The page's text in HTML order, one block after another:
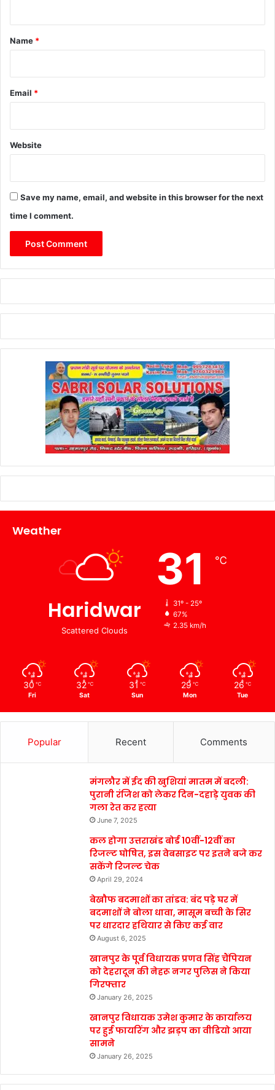
*
Name *
Email *
Website
Save my name, email, and website in this browser for the next
time I comment.
Weather
Haridwar
Scattered Clouds
31 ℃
31º - 25º
67%
2.35 km/h
30 ℃
Fri
32 ℃
Sat
31 ℃
Sun
29 ℃
Mon
26 ℃
Tue
Popular Recent Comments
मंगलौर में ईद की खुशियां मातम में बदली:
पुरानी रंजिश को लेकर दिन-दहाड़े युवक की
गला रेत कर हत्या
June 7, 2025
कल होगा उत्तराखंड बोर्ड 10वीं-12वीं का
रिजल्ट घोषित, इस वेबसाइट पर इतने बजे कर
सकेंगे रिजल्ट चेक
April 29, 2024
बेखौफ बदमाशों का तांडव: बंद पड़े घर में
बदमाशों ने बोला धावा, मासूम बच्ची के सिर
पर धारदार हथियार से किए कई वार
August 6, 2025
खानपुर के पूर्व विधायक प्रणव सिंह चैंपियन
को देहरादून की नेहरू नगर पुलिस ने किया
गिरफ्तार
January 26, 2025
खानपुर विधायक उमेश कुमार के कार्यालय
पर हुई फायरिंग और झड़प का वीडियो आया
सामने
January 26, 2025